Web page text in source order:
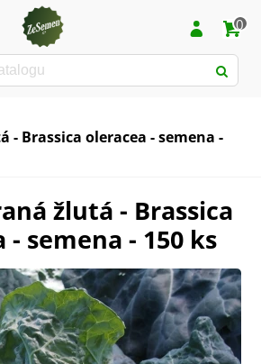
0
- Brassica oleracea - semena -
žlutá - Brassica
- semena - 150 ks